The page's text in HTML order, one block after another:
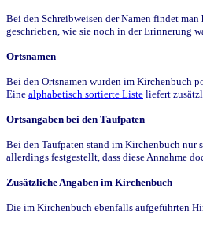
Bei den Schreibweisen der Namen findet
geschrieben, wie sie noch in der Erinnerung
Ortsnamen
Bei den Ortsnamen wurden im Kirchenbuch
Eine alphabetisch sortierte Liste liefert
Ortsangaben bei den Taufpaten
Bei den Taufpaten stand im Kirchenbuch nur
allerdings festgestellt, dass diese Annahme
Zusätzliche Angaben im Kirchenbuch
Die im Kirchenbuch ebenfalls aufgeführten